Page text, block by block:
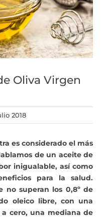
Oleoturismo
Restaurante
Contacto
Mi cuenta
Oliva Virgen
2018
es considerado el más
de un aceite de
inigualable, así como
para la salud.
no superan los 0,8º de
oleico libre, con una
cero, una mediana de